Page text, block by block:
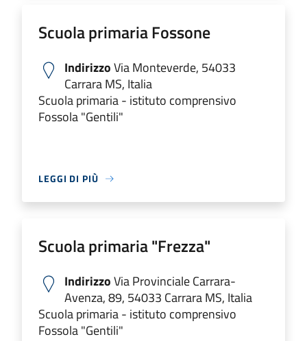
Scuola primaria Fossone
IndirizzoVia Monteverde, 54033
Carrara MS, Italia
Scuola primaria - istituto comprensivo
Fossola "Gentili"
LEGGI DI PIÙ
Scuola primaria "Frezza"
IndirizzoVia Provinciale Carrara-
Avenza, 89, 54033 Carrara MS, Italia
Scuola primaria - istituto comprensivo
Fossola "Gentili"